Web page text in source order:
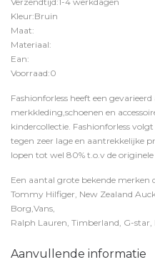
Kleur:Bruin
Maat:
Materiaal:
Ean:
Voorraad:0
Fashionforless heeft een
merkkleding,schoenen en
kindercollectie. Fashionforless
tegen zeer lage en aantrekkelijke
lopen tot wel 80% t.o.v de
Een aantal grote bekende merken
Tommy Hilfiger, New Zealand
Borg,Vans,
Ralph Lauren, Timberland, G-star,
Aanvullende informatie